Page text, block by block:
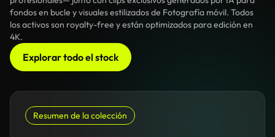
fondos en bucle y visuales estilizados de Fotografía móvil. Todos
los activos son royalty-free y están optimizados para edición en
4K.
Explorar todo el stock
Resumen de la colección